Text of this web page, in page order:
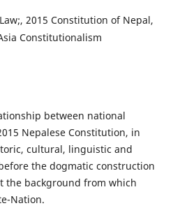
2015 Constitution of Nepal,
Constitutionalism
between national
Nepalese Constitution, in
cultural, linguistic and
the dogmatic construction
the background from which
Nation.